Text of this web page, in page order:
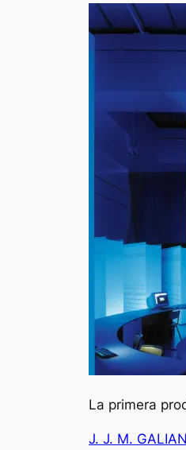
La primera
J. J. M.